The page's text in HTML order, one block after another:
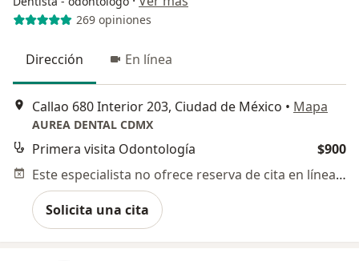
269 opiniones
Dirección En línea
Callao 680 Interior 203, Ciudad de México • Mapa
AUREA DENTAL CDMX
Primera visita Odontología
$900
Este especialista no ofrece reserva de cita en línea en esta dirección.
Solicita una cita